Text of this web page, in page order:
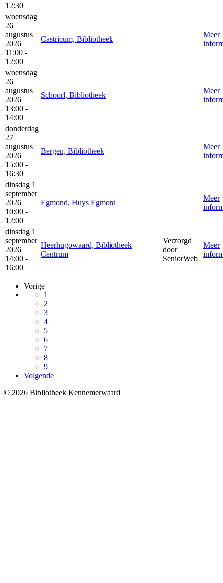
12:30
woensdag
26
augustus
2026
11:00 -
12:00
Castricum, Bibliotheek
Meer
woensdag
26
augustus
2026
13:00 -
14:00
Schoorl, Bibliotheek
Meer
donderdag
27
augustus
2026
15:00 -
16:30
Bergen, Bibliotheek
Meer
dinsdag 1
september
2026
10:00 -
12:00
Egmond, Huys Egmont
Meer
dinsdag 1
september
2026
14:00 -
16:00
Heerhugowaard, Bibliotheek
Centrum
Verzorgd
door
SeniorWeb
Meer
Vorige
1
2
3
4
5
6
7
8
9
Volgende
© 2026 Bibliotheek Kennemerwaard